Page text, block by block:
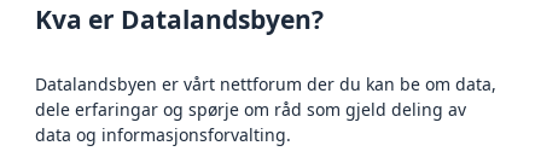
Kva er Datalandsbyen?
Datalandsbyen er vårt nettforum der du kan be om data,
dele erfaringar og spørje om råd som gjeld deling av
data og informasjonsforvalting.